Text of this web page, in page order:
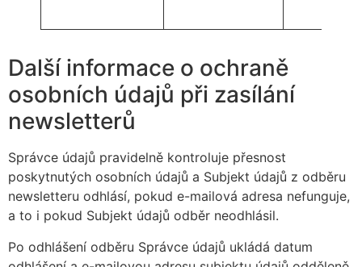
Další informace o ochraně
osobních údajů při zasílání
newsletterů
Správce údajů pravidelně kontroluje přesnost
poskytnutých osobních údajů a Subjekt údajů z odběru
newsletteru odhlásí, pokud e-mailová adresa nefunguje,
a to i pokud Subjekt údajů odběr neodhlásil.
Po odhlášení odběru Správce údajů ukládá datum